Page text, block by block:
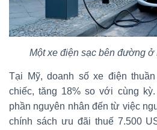
Một xe điện sạc bên đường
Tại Mỹ, doanh số xe điện
chiếc, tăng 18% so với cùng
phần nguyên nhân đến từ việc
chính sách ưu đãi thuế 7.500